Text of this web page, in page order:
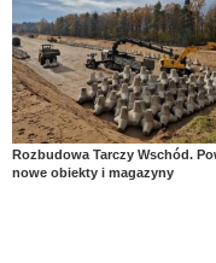
Rozbudowa Tarczy Wschód.
nowe obiekty i magazyny